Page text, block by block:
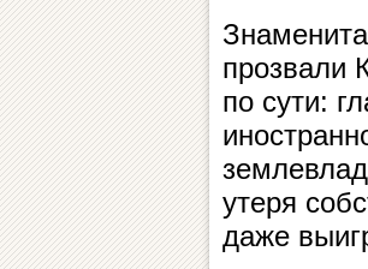
прозвали
по сути:
утеря
даже